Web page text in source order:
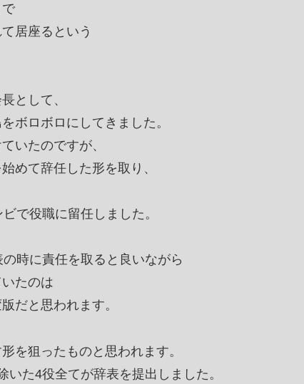
居座るという
として、
ボロボロにしてきました。
いたのですが、
めて辞任した形を取り、
で役職に留任しました。
時に責任を取ると良いながら
たのは
だと思われます。
を狙ったものと思われます。
た4役全てが辞表を提出しました。